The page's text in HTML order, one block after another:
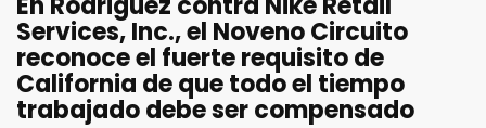
Services, Inc., el Noveno Circuito
reconoce el fuerte requisito de
California de que todo el tiempo
trabajado debe ser compensado